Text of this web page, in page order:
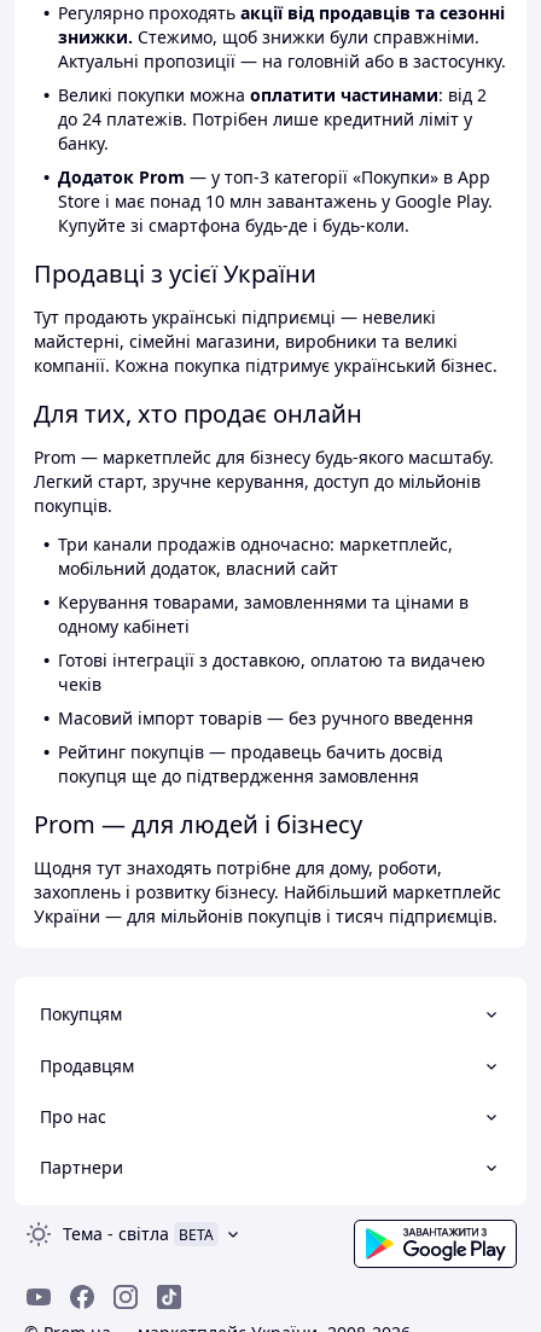
Регулярно проходять акції від продавців та сезонні
знижки. Стежимо, щоб знижки були справжніми.
Актуальні пропозиції — на головній або в застосунку.
Великі покупки можна оплатити частинами: від 2
до 24 платежів. Потрібен лише кредитний ліміт у
банку.
Додаток Prom — у топ-3 категорії «Покупки» в App
Store і має понад 10 млн завантажень у Google Play.
Купуйте зі смартфона будь-де і будь-коли.
Продавці з усієї України
Тут продають українські підприємці — невеликі
майстерні, сімейні магазини, виробники та великі
компанії. Кожна покупка підтримує український бізнес.
Для тих, хто продає онлайн
Prom — маркетплейс для бізнесу будь-якого масштабу.
Легкий старт, зручне керування, доступ до мільйонів
покупців.
Три канали продажів одночасно: маркетплейс,
мобільний додаток, власний сайт
Керування товарами, замовленнями та цінами в
одному кабінеті
Готові інтеграції з доставкою, оплатою та видачею
чеків
Масовий імпорт товарів — без ручного введення
Рейтинг покупців — продавець бачить досвід
покупця ще до підтвердження замовлення
Prom — для людей і бізнесу
Щодня тут знаходять потрібне для дому, роботи,
захоплень і розвитку бізнесу. Найбільший маркетплейс
України — для мільйонів покупців і тисяч підприємців.
Покупцям
Продавцям
Про нас
Партнери
Тема - світла BETA